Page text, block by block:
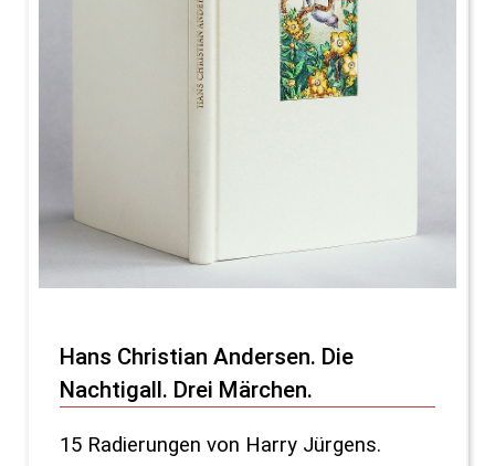
Hans Christian Andersen. Die
Nachtigall. Drei Märchen.
15 Radierungen von Harry Jürgens.